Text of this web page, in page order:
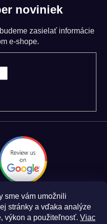
sme vám umožnili
stránky a vďaka analýze
výkon a použiteľnosť. Viac
noviniek
zasielať informácie
e-shope.